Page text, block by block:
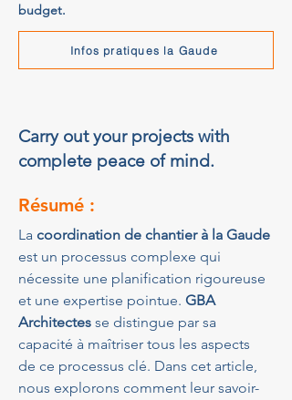
budget.
Infos pratiques la Gaude
Carry out your projects with
complete peace of mind.
Résumé :
La coordination de chantier à la Gaude
est un processus complexe qui
nécessite une planification rigoureuse
et une expertise pointue. GBA
Architectes se distingue par sa
capacité à maîtriser tous les aspects
de ce processus clé. Dans cet article,
nous explorons comment leur savoir-